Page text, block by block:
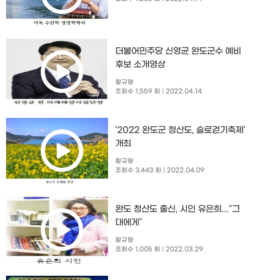
더불어민주당 신영균 완도군수 예비
후보 소개영상
황규형
조회수 1,559 회
| 2022.04.14
‘2022 완도군 청산도, 슬로걷기축제’
개최
황규형
조회수 3,443 회
| 2022.04.09
완도 청산도 출신, 시인 유은희..."그
대에게"
황규형
조회수 1,005 회
| 2022.03.29